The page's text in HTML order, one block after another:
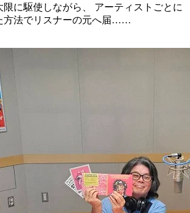
限に駆使しながら、 アーティストごとに
方法でリスナーの元へ届……